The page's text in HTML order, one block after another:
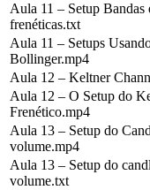
Aula 11 – Setup
frenéticas.txt
Aula 11 – Setups
Bollinger.mp4
Aula 12 – Keltner
Aula 12 – O Setup do
Frenético.mp4
Aula 13 – Setup do
volume.mp4
Aula 13 – Setup do
volume.txt